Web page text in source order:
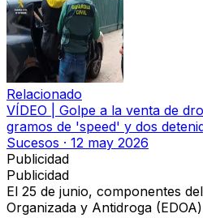
Relacionado
VÍDEO | Golpe a la venta de
gramos de 'speed' y dos
Sucesos · 12 may 2026
Publicidad
Publicidad
El 25 de junio, componentes del
Organizada y Antidroga (EDOA)